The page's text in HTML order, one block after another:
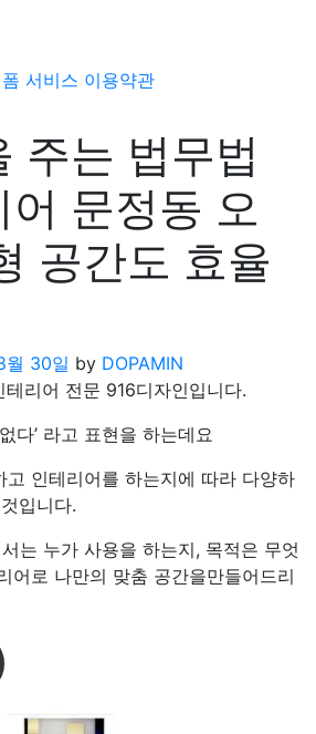
서비스 이용약관
주는 법무법
어 문정동 오
공간도 효율
30일 by DOPAMIN
리어 전문 916디자인입니다.
다’ 라고 표현을 하는데요
고 인테리어를 하는지에 따라 다양하
입니다.
는 누가 사용을 하는지, 목적은 무엇
어로 나만의 맞춤 공간을만들어드리